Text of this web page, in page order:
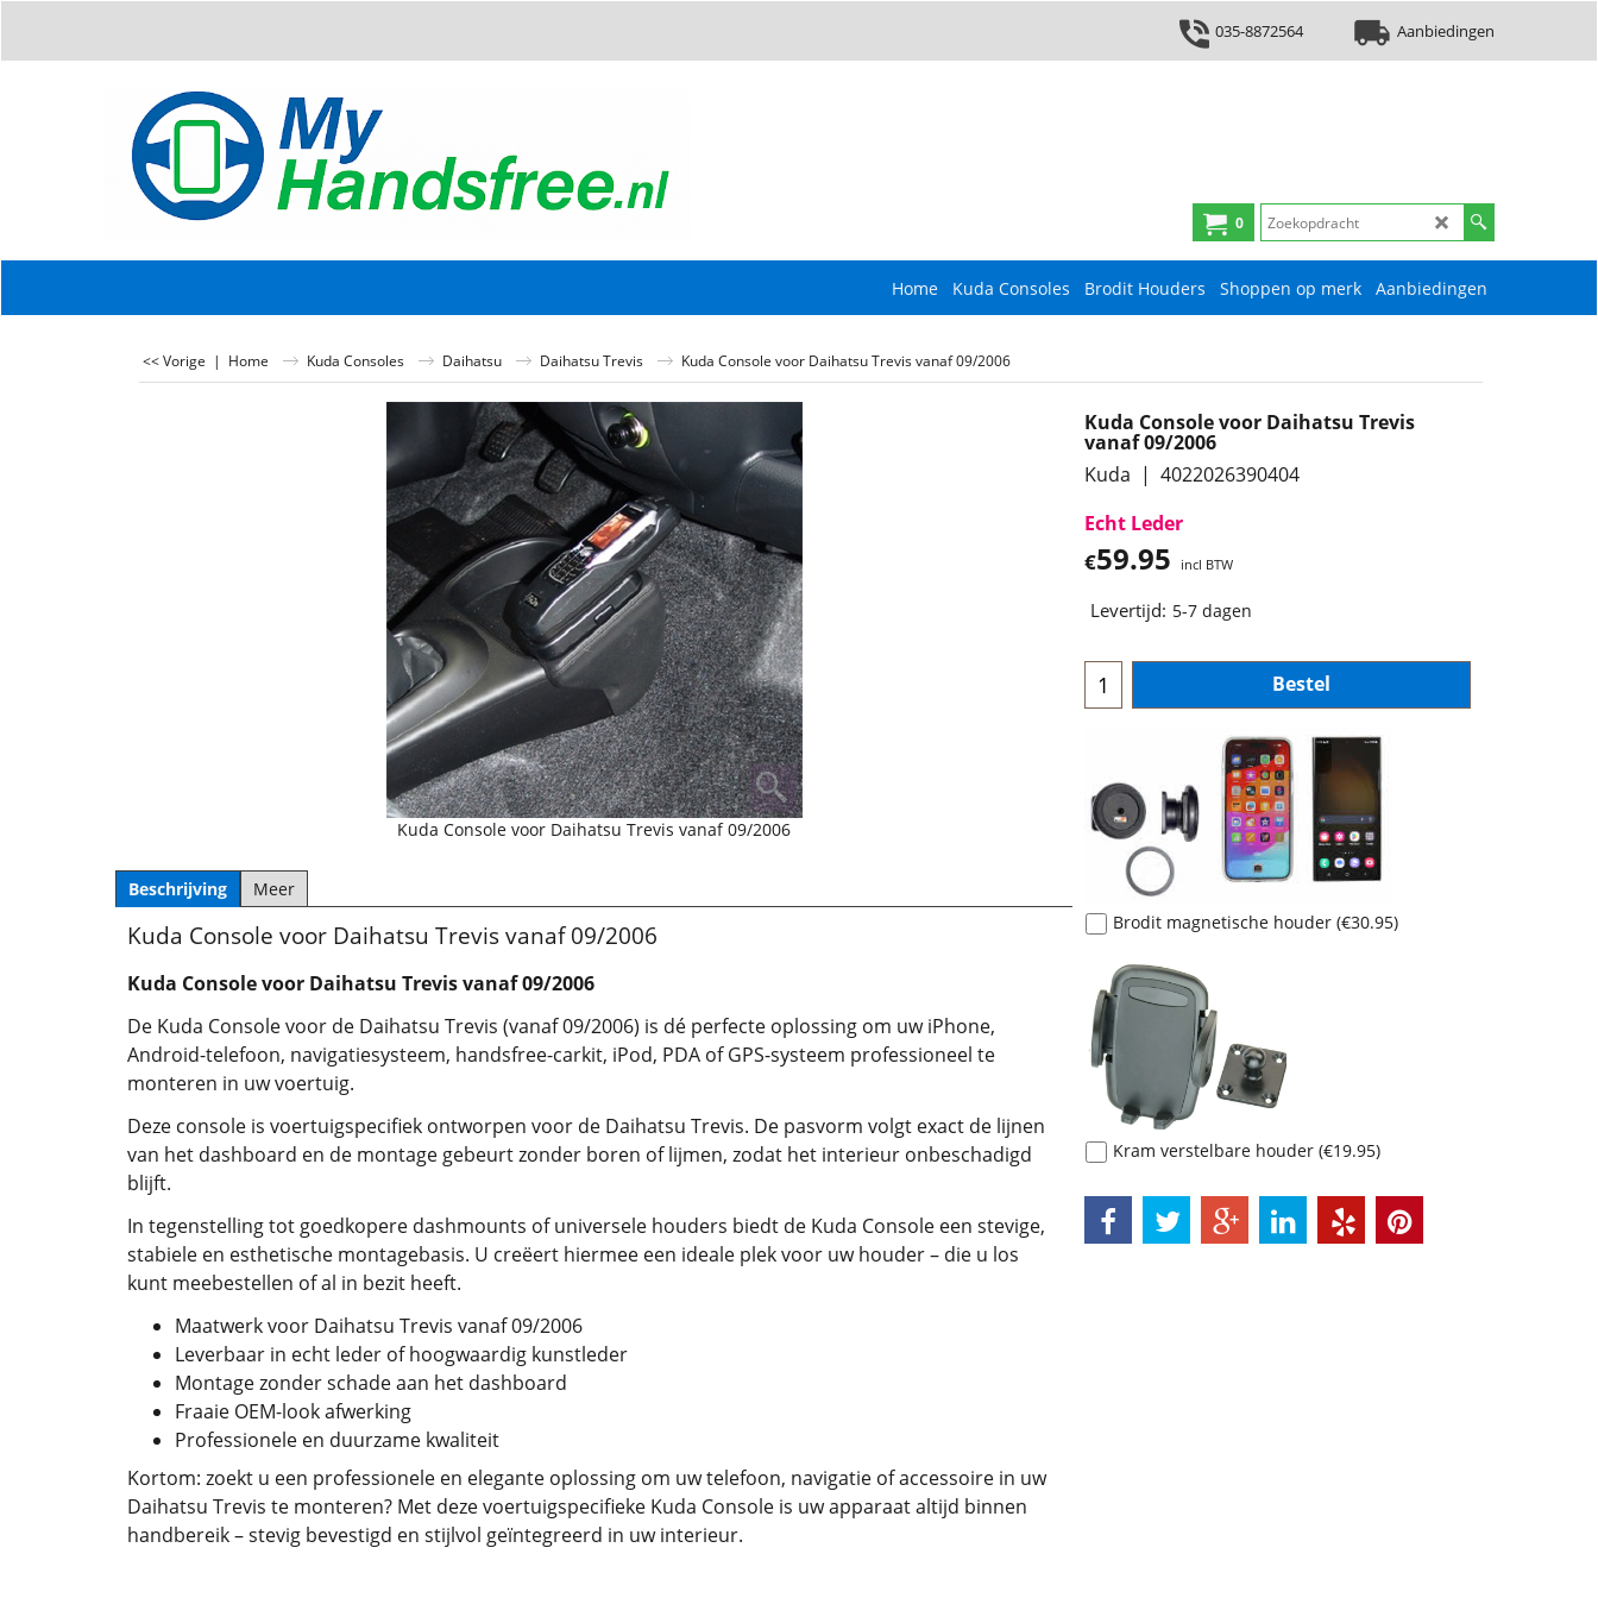
035-8872564 Aanbiedingen
0
Home Kuda Consoles Brodit Houders Shoppen op merk Aanbiedingen
<< Vorige | Home Kuda Consoles Daihatsu Daihatsu Trevis Kuda Console voor Daihatsu Trevis vanaf 09/2006
Kuda Console voor Daihatsu Trevis vanaf 09/2006
Kuda Console voor Daihatsu Trevis
vanaf 09/2006
Kuda
4022026390404
Echt Leder
€59.95 incl BTW
Levertijd: 5-7 dagen
Bestel
Brodit magnetische houder (€30.95)
Kram verstelbare houder (€19.95)
Beschrijving Meer
Kuda Console voor Daihatsu Trevis vanaf 09/2006
Kuda Console voor Daihatsu Trevis vanaf 09/2006
De Kuda Console voor de Daihatsu Trevis (vanaf 09/2006) is dé perfecte oplossing om uw iPhone,
Android-telefoon, navigatiesysteem, handsfree-carkit, iPod, PDA of GPS-systeem professioneel te
monteren in uw voertuig.
Deze console is voertuigspecifiek ontworpen voor de Daihatsu Trevis. De pasvorm volgt exact de lijnen
van het dashboard en de montage gebeurt zonder boren of lijmen, zodat het interieur onbeschadigd
blijft.
In tegenstelling tot goedkopere dashmounts of universele houders biedt de Kuda Console een stevige,
stabiele en esthetische montagebasis. U creëert hiermee een ideale plek voor uw houder – die u los
kunt meebestellen of al in bezit heeft.
Maatwerk voor Daihatsu Trevis vanaf 09/2006
Leverbaar in echt leder of hoogwaardig kunstleder
Montage zonder schade aan het dashboard
Fraaie OEM-look afwerking
Professionele en duurzame kwaliteit
Kortom: zoekt u een professionele en elegante oplossing om uw telefoon, navigatie of accessoire in uw
Daihatsu Trevis te monteren? Met deze voertuigspecifieke Kuda Console is uw apparaat altijd binnen
handbereik – stevig bevestigd en stijlvol geïntegreerd in uw interieur.